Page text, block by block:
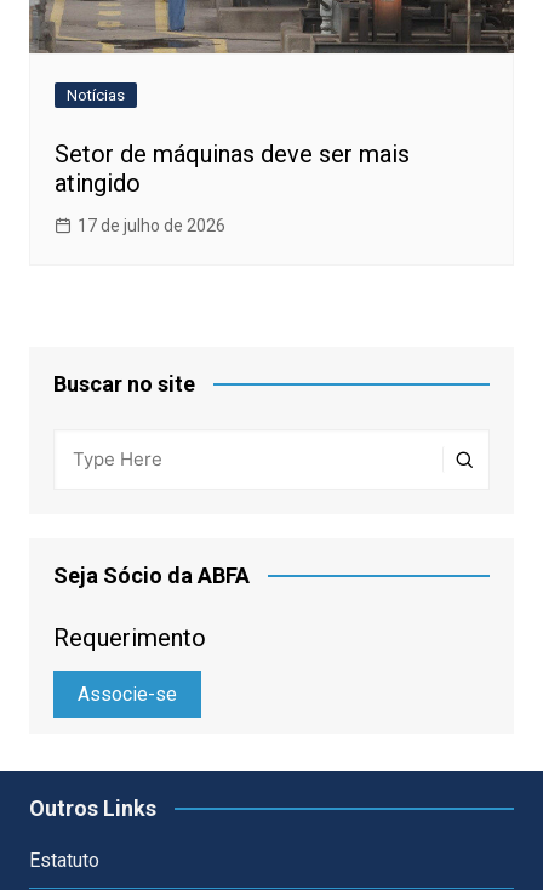
Notícias
Setor de máquinas deve ser mais
atingido
17 de julho de 2026
Buscar no site
Seja Sócio da ABFA
Requerimento
Associe-se
Outros Links
Estatuto